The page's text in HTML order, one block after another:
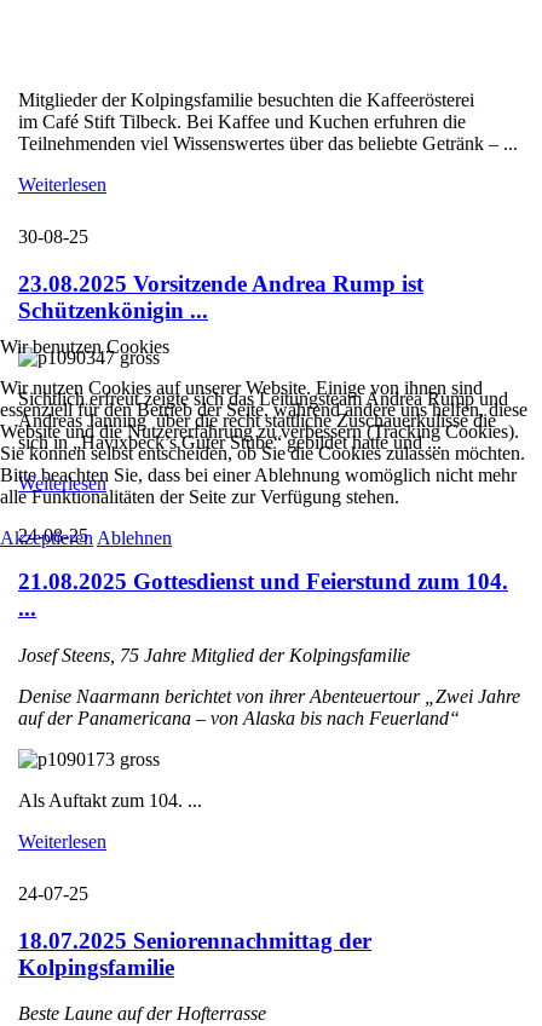
Mitglieder der Kolpingsfamilie besuchten die Kaffeerösterei
im Café Stift Tilbeck. Bei Kaffee und Kuchen erfuhren die
Teilnehmenden viel Wissenswertes über das beliebte Getränk – ...
Weiterlesen
30-08-25
23.08.2025 Vorsitzende Andrea Rump ist
Schützenkönigin ...
Sichtlich erfreut zeigte sich das Leitungsteam Andrea Rump und
Andreas Janning über die recht stattliche Zuschauerkulisse die
sich in „Havixbeck’s Guter Stube“ gebildet hatte und ...
Weiterlesen
24-08-25
21.08.2025 Gottesdienst und Feierstund zum 104.
...
Josef Steens, 75 Jahre Mitglied der Kolpingsfamilie
Denise Naarmann berichtet von ihrer Abenteuertour „Zwei Jahre
auf der Panamericana – von Alaska bis nach Feuerland“
Als Auftakt zum 104. ...
Weiterlesen
24-07-25
18.07.2025 Seniorennachmittag der
Kolpingsfamilie
Beste Laune auf der Hofterrasse
Wir benutzen Cookies
Wir nutzen Cookies auf unserer Website. Einige von ihnen sind
essenziell für den Betrieb der Seite, während andere uns helfen, diese
Website und die Nutzererfahrung zu verbessern (Tracking Cookies).
Sie können selbst entscheiden, ob Sie die Cookies zulassen möchten.
Bitte beachten Sie, dass bei einer Ablehnung womöglich nicht mehr
alle Funktionalitäten der Seite zur Verfügung stehen.
Akzeptieren Ablehnen